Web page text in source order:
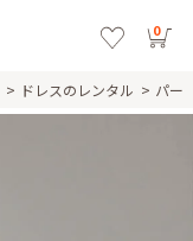
0
ドレスのレンタル パー